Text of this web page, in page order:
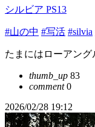
シルビア PS13
#山の中 #写活 #silvia
たまにはローアング
thumb_up 83
comment0
2026/02/28 19:12